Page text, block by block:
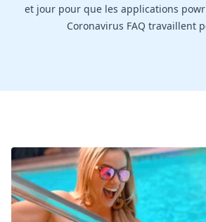
et jour pour que les applications
Coronavirus FAQ travaillent